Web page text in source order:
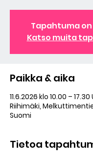
Tapahtuma
Katso muita
Paikka & aika
11.6.2026 klo 10.00 –
Riihimäki,
Suomi
Tietoa